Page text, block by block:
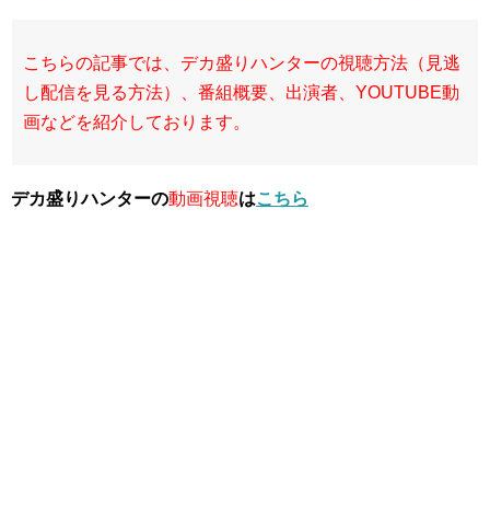
こちらの記事では、デカ盛りハンターの視聴方法（見逃
し配信を見る方法）、番組概要、出演者、YOUTUBE動
画などを紹介しております。
デカ盛りハンターの動画視聴はこちら